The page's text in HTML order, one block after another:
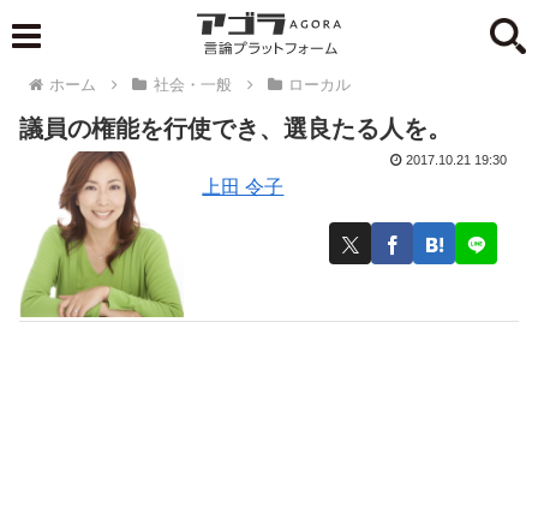
ホーム 社会・一般 ローカル
議員の権能を行使でき、選良たる人を。
上田 令子
2017.10.21 19:30